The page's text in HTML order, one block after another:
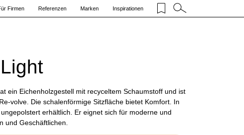
Firmen Referenzen Marken Inspirationen
ein Eichenholzgestell mit recyceltem Schaumstoff und ist
volve. Die schalenförmige Sitzfläche bietet Komfort. In
erhältlich. Er eignet sich für moderne und
und Geschäftlichen.